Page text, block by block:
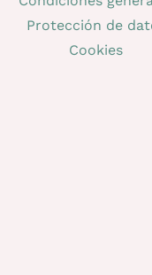
Protección de
Cookies